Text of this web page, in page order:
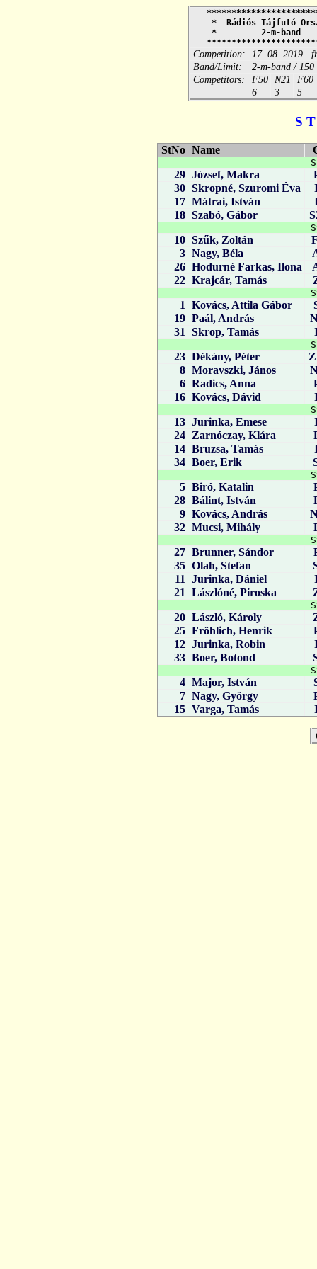
* Rádiós Tájfutó
* 2-m-
Competition:
17. 08. 2019
Band/Limit:
2-m-band / 150
Competitors:
F50 N21
F60
6
3 5
S
StNo Name
29 József, Makra
30 Skropné, Szuromi Éva
17 Mátrai, István
18 Szabó, Gábor
10 Szűk, Zoltán
3 Nagy, Béla
26 Hodurné Farkas, Ilona
22 Krajcár, Tamás
1 Kovács, Attila Gábor
19 Paál, András
31
Skrop, Tamás
23 Dékány, Péter
8 Moravszki, János
6 Radics, Anna
16 Kovács, Dávid
13 Jurinka, Emese
24 Zarnóczay, Klára
14 Bruzsa, Tamás
34 Boer, Erik
5 Biró, Katalin
28 Bálint, István
9 Kovács, András
32 Mucsi, Mihály
27 Brunner, Sándor
35 Olah, Stefan
11
Jurinka, Dániel
21
Lászlóné, Piroska
20 László, Károly
25 Fröhlich, Henrik
12 Jurinka, Robin
33 Boer, Botond
4 Major, István
7 Nagy, György
15 Varga, Tamás